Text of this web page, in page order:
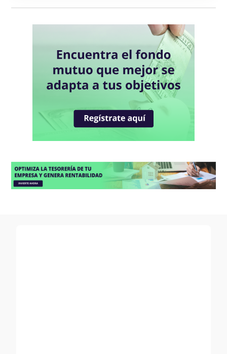
Blum Bonos Globales
Blum Deuda Privada Global
Blum Renta Global
Blum USA 500